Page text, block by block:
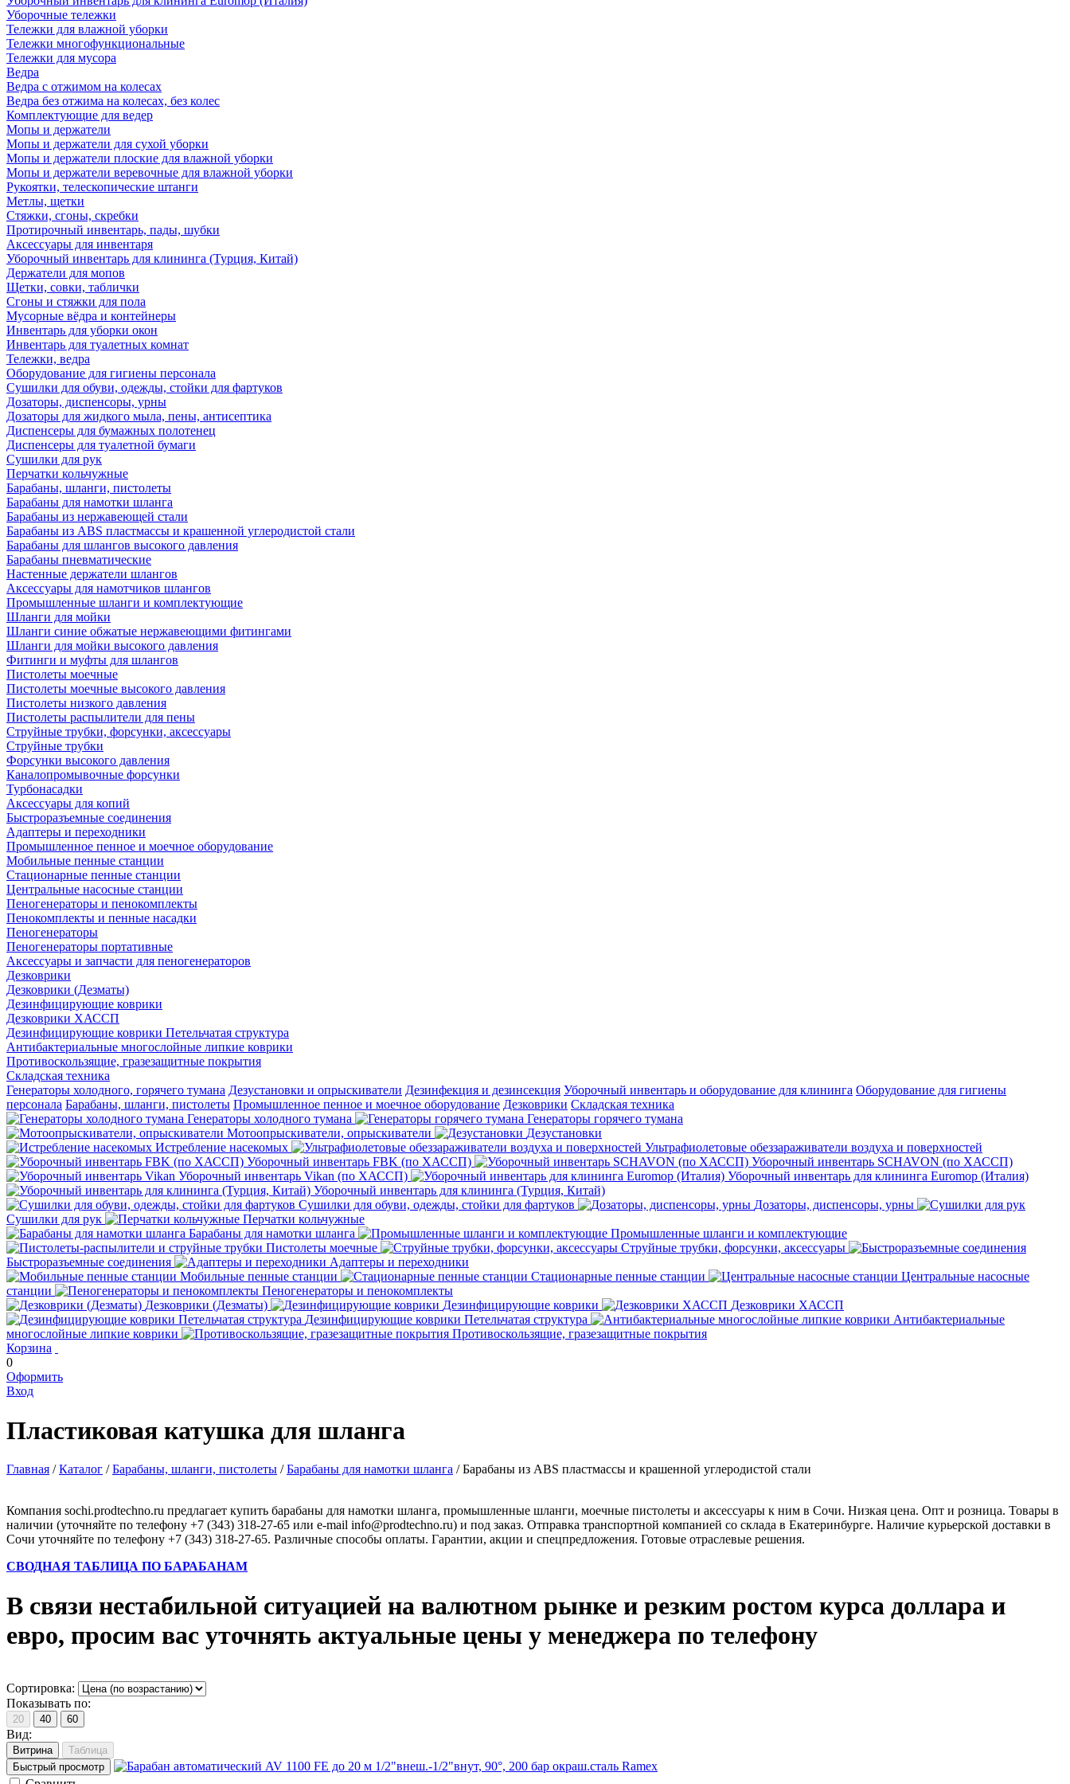
Уборочные тележки
Тележки для влажной уборки
Тележки многофункциональные
Тележки для мусора
Ведра
Ведра с отжимом на колесах
Ведра без отжима на колесах, без колес
Комплектующие для ведер
Мопы и держатели
Мопы и держатели для сухой уборки
Мопы и держатели плоские для влажной уборки
Мопы и держатели веревочные для влажной уборки
Рукоятки, телескопические штанги
Метлы, щетки
Стяжки, сгоны, скребки
Протирочный инвентарь, пады, шубки
Аксессуары для инвентаря
Уборочный инвентарь для клининга (Турция, Китай)
Держатели для мопов
Щетки, совки, таблички
Сгоны и стяжки для пола
Мусорные вёдра и контейнеры
Инвентарь для уборки окон
Инвентарь для туалетных комнат
Тележки, ведра
Оборудование для гигиены персонала
Сушилки для обуви, одежды, стойки для фартуков
Дозаторы, диспенсоры, урны
Дозаторы для жидкого мыла, пены, антисептика
Диспенсеры для бумажных полотенец
Диспенсеры для туалетной бумаги
Сушилки для рук
Перчатки кольчужные
Барабаны, шланги, пистолеты
Барабаны для намотки шланга
Барабаны из нержавеющей стали
Барабаны из ABS пластмассы и крашенной углеродистой стали
Барабаны для шлангов высокого давления
Барабаны пневматические
Настенные держатели шлангов
Аксессуары для намотчиков шлангов
Промышленные шланги и комплектующие
Шланги для мойки
Шланги синие обжатые нержавеющими фитингами
Шланги для мойки высокого давления
Фитинги и муфты для шлангов
Пистолеты моечные
Пистолеты моечные высокого давления
Пистолеты низкого давления
Пистолеты распылители для пены
Струйные трубки, форсунки, аксессуары
Струйные трубки
Форсунки высокого давления
Каналопромывочные форсунки
Турбонасадки
Аксессуары для копий
Быстроразъемные соединения
Адаптеры и переходники
Промышленное пенное и моечное оборудование
Мобильные пенные станции
Стационарные пенные станции
Центральные насосные станции
Пеногенераторы и пенокомплекты
Пенокомплекты и пенные насадки
Пеногенераторы
Пеногенераторы портативные
Аксессуары и запчасти для пеногенераторов
Дезковрики
Дезковрики (Дезматы)
Дезинфицирующие коврики
Дезковрики ХАССП
Дезинфицирующие коврики Петельчатая структура
Антибактериальные многослойные липкие коврики
Противоскользящие, гразезащитные покрытия
Складская техника
Генераторы холодного, горячего тумана Дезустановки и опрыскиватели Дезинфекция и дезинсекция Уборочный инвентарь и оборудование для клининга Оборудование для гигиены
персонала Барабаны, шланги, пистолеты Промышленное пенное и моечное оборудование Дезковрики Складская техника
Генераторы холодного тумана
Генераторы горячего тумана
Мотоопрыскиватели, опрыскиватели
Дезустановки
Истребление насекомых
Ультрафиолетовые обеззараживатели воздуха и поверхностей
Уборочный инвентарь FBK (по ХАССП)
Уборочный инвентарь SCHAVON (по ХАССП)
Уборочный инвентарь Vikan (по ХАССП)
Уборочный инвентарь для клининга Euromop (Италия)
Уборочный инвентарь для клининга (Турция, Китай)
Сушилки для обуви, одежды, стойки для фартуков
Дозаторы, диспенсоры, урны
Сушилки для рук
Перчатки кольчужные
Барабаны для намотки шланга
Промышленные шланги и комплектующие
Пистолеты моечные
Струйные трубки, форсунки, аксессуары
Быстроразъемные соединения
Адаптеры и переходники
Мобильные пенные станции
Стационарные пенные станции
Центральные насосные
станции
Пеногенераторы и пенокомплекты
Дезковрики (Дезматы)
Дезинфицирующие коврики
Дезковрики ХАССП
Дезинфицирующие коврики Петельчатая структура
Антибактериальные
многослойные липкие коврики
Противоскользящие, гразезащитные покрытия
Корзина
0
Оформить
Вход
Пластиковая катушка для шланга
Главная / Каталог / Барабаны, шланги, пистолеты / Барабаны для намотки шланга / Барабаны из ABS пластмассы и крашенной углеродистой стали
Компания sochi.prodtechno.ru предлагает купить барабаны для намотки шланга, промышленные шланги, моечные пистолеты и аксессуары к ним в Сочи. Низкая цена. Опт и розница. Товары в
наличии (уточняйте по телефону +7 (343) 318-27-65 или e-mail info@prodtechno.ru) и под заказ. Отправка транспортной компанией со склада в Екатеринбурге. Наличие курьерской доставки в
Сочи уточняйте по телефону +7 (343) 318-27-65. Различные способы оплаты. Гарантии, акции и спецпредложения. Готовые отраслевые решения.
СВОДНАЯ ТАБЛИЦА ПО БАРАБАНАМ
В связи нестабильной ситуацией на валютном рынке и резким ростом курса доллара и
евро, просим вас уточнять актуальные цены у менеджера по телефону
Сортировка:
Показывать по:
20 40 60
Вид:
Витрина
Таблица
Быстрый просмотр